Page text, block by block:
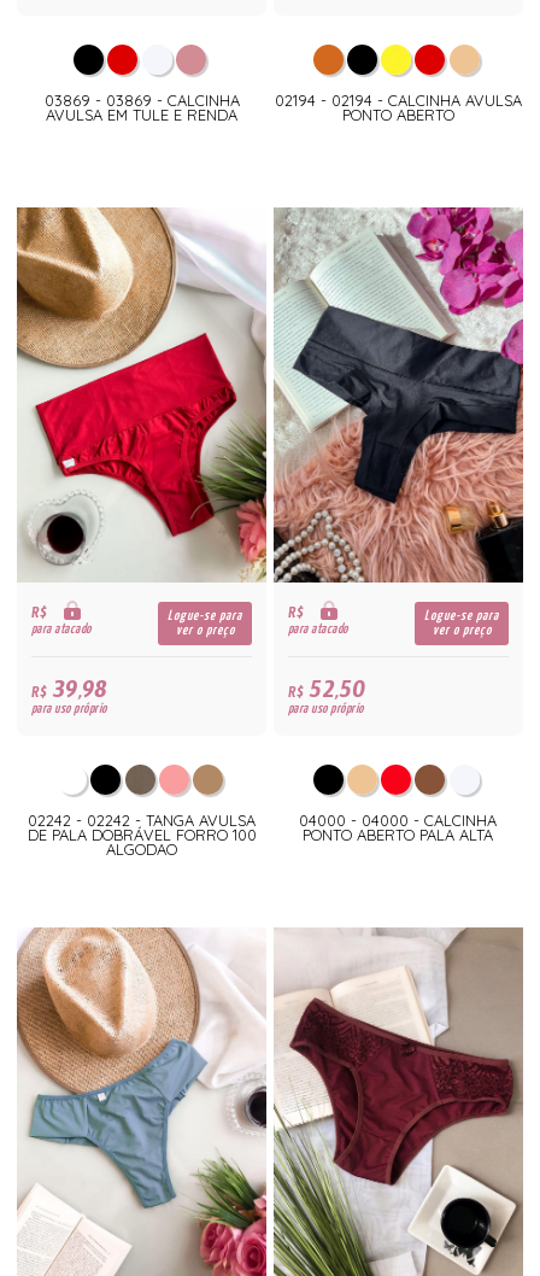
03869 - 03869 - CALCINHA
AVULSA EM TULE E RENDA
02194 - 02194 - CALCINHA AVULSA
PONTO ABERTO
R$
para atacado
Logue-se para
ver o preço
R$39,98
para uso próprio
02242 - 02242 - TANGA AVULSA
DE PALA DOBRÁVEL FORRO 100
ALGODAO
R$
para atacado
Logue-se para
ver o preço
R$52,50
para uso próprio
04000 - 04000 - CALCINHA
PONTO ABERTO PALA ALTA